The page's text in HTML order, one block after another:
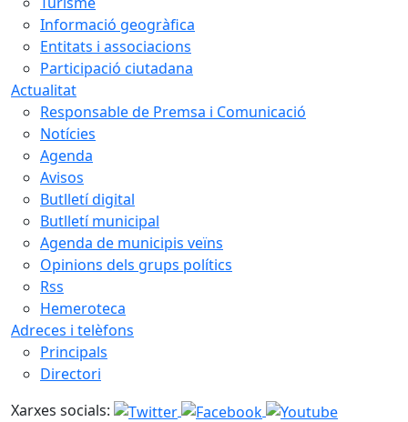
Informació geogràfica
Entitats i associacions
Participació ciutadana
Actualitat
Responsable de Premsa i Comunicació
Notícies
Agenda
Avisos
Butlletí digital
Butlletí municipal
Agenda de municipis veïns
Opinions dels grups polítics
Rss
Hemeroteca
Adreces i telèfons
Principals
Directori
Xarxes socials: